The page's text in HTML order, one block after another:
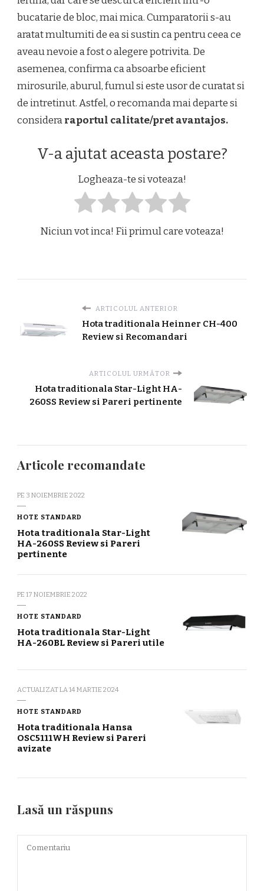
bucatarie de bloc, mai mica. Cumparatorii s-au
aratat multumiti de ea si sustin ca pentru ceea ce
aveau nevoie a fost o alegere potrivita. De
asemenea, confirma ca absoarbe eficient
mirosurile, aburul, fumul si este usor de curatat si
de intretinut. Astfel, o recomanda mai departe si
consideraraportul calitate/pret avantajos.
V-a ajutat aceasta postare?
Logheaza-te si voteaza!
Niciun vot inca! Fii primul care voteaza!
ARTICOLUL ANTERIOR
Hota traditionala Heinner CH-400
Review si Recomandari
ARTICOLUL URMĂTOR
Hota traditionala Star-Light HA-
260SS Review si Pareri pertinente
Articole recomandate
PE 3 NOIEMBRIE 2022
HOTE STANDARD
Hota traditionala Star-Light
HA-260SS Review si Pareri
pertinente
PE 17 NOIEMBRIE 2022
HOTE STANDARD
Hota traditionala Star-Light
HA-260BL Review si Pareri utile
ACTUALIZAT LA 14 MARTIE 2024
HOTE STANDARD
Hota traditionala Hansa
OSC5111WH Review si Pareri
avizate
Lasă un răspuns